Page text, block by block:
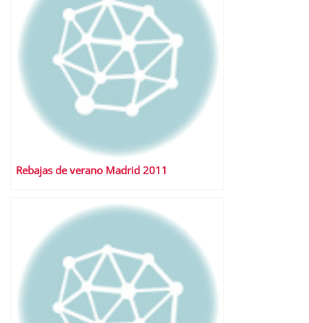
Rebajas de verano Madrid 2011